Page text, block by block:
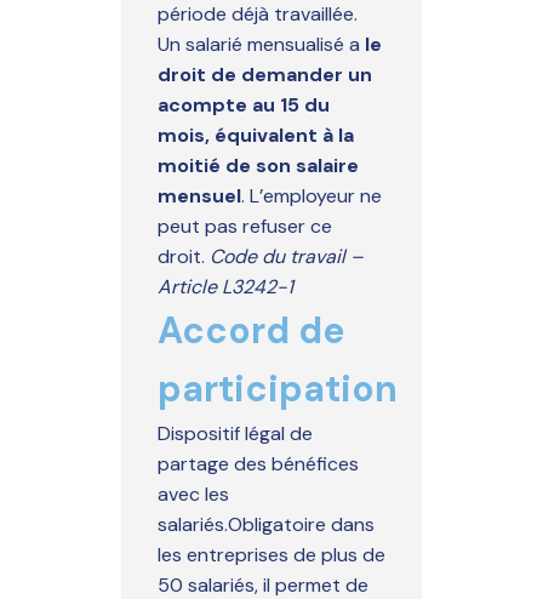
période déjà travaillée.
Un salarié mensualisé a le
droit de demander un
acompte au 15 du
mois, équivalent à la
moitié de son salaire
mensuel. L’employeur ne
peut pas refuser ce
droit. Code du travail –
Article L3242-1
Accord de
participation
Dispositif légal de
partage des bénéfices
avec les
salariés.Obligatoire dans
les entreprises de plus de
50 salariés, il permet de